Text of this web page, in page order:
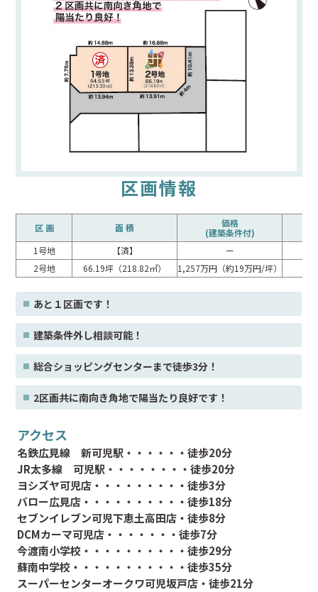
区画情報
区 画 面 積
価格
(建築条件付)
1号地
【済】
ー
2号地
66.19坪（218.82㎡） 1,257万円（約19万円/坪）
あと１区画です！
建築条件外し相談可能！
総合ショッピングセンターまで徒歩3分！
2区画共に南向き角地で陽当たり良好です！
アクセス
名鉄広見線 新可児駅・・・・・・徒歩20分
JR太多線 可児駅・・・・・・・・徒歩20分
ヨシズヤ可児店・・・・・・・・・徒歩3分
バロー広見店・・・・・・・・・・徒歩18分
セブンイレブン可児下恵土高田店・徒歩8分
DCMカーマ可児店・・・・・・・徒歩7分
今渡南小学校・・・・・・・・・・徒歩29分
蘇南中学校・・・・・・・・・・・徒歩35分
スーパーセンターオークワ可児坂戸店・徒歩21分